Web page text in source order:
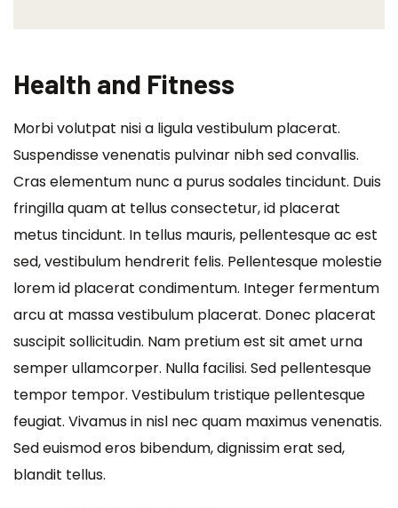
Health and Fitness
Morbi volutpat nisi a ligula vestibulum placerat.
Suspendisse venenatis pulvinar nibh sed convallis.
Cras elementum nunc a purus sodales tincidunt. Duis
fringilla quam at tellus consectetur, id placerat
metus tincidunt. In tellus mauris, pellentesque ac est
sed, vestibulum hendrerit felis. Pellentesque molestie
lorem id placerat condimentum. Integer fermentum
arcu at massa vestibulum placerat. Donec placerat
suscipit sollicitudin. Nam pretium est sit amet urna
semper ullamcorper. Nulla facilisi. Sed pellentesque
tempor tempor. Vestibulum tristique pellentesque
feugiat. Vivamus in nisl nec quam maximus venenatis.
Sed euismod eros bibendum, dignissim erat sed,
blandit tellus.